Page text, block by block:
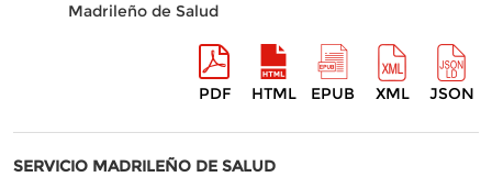
Madrileño de Salud
PDF HTML EPUB XML JSON
SERVICIO MADRILEÑO DE SALUD